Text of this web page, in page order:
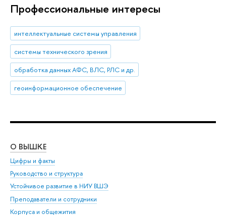
Профессиональные интересы
интеллектуальные системы управления
системы технического зрения
обработка данных АФС, ВЛС, РЛС и др.
геоинформационное обеспечение
О ВЫШКЕ
Цифры и факты
Руководство и структура
Устойчивое развитие в НИУ ВШЭ
Преподаватели и сотрудники
Корпуса и общежития